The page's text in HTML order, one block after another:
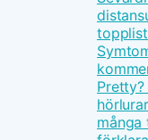
Pretty?
många